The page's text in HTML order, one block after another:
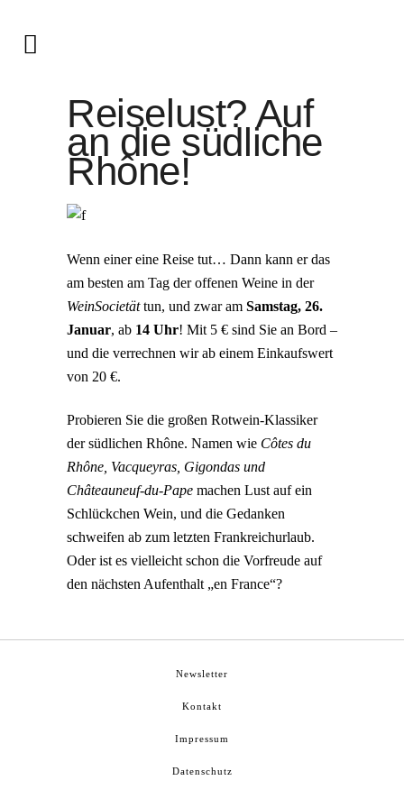
Reiselust? Auf
an die südliche
Rhône!
Wenn einer eine Reise tut… Dann kann er das
am besten am Tag der offenen Weine in der
WeinSocietättun, und zwar am Samstag, 26.
Januar, ab 14 Uhr! Mit 5 € sind Sie an Bord –
und die verrechnen wir ab einem Einkaufswert
von 20 €.
Probieren Sie die großen Rotwein-Klassiker
der südlichen Rhône. Namen wie Côtes du
Rhône, Vacqueyras, Gigondas und
Châteauneuf-du-Pape machen Lust auf ein
Schlückchen Wein, und die Gedanken
schweifen ab zum letzten Frankreichurlaub.
Oder ist es vielleicht schon die Vorfreude auf
den nächsten Aufenthalt „en France“?
Newsletter
Kontakt
Impressum
Datenschutz